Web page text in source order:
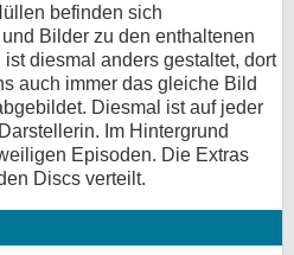
befinden sich
Bilder zu den enthaltenen
diesmal anders gestaltet, dort
auch immer das gleiche Bild
Diesmal ist auf jeder
Im Hintergrund
Episoden. Die Extras
Discs verteilt.